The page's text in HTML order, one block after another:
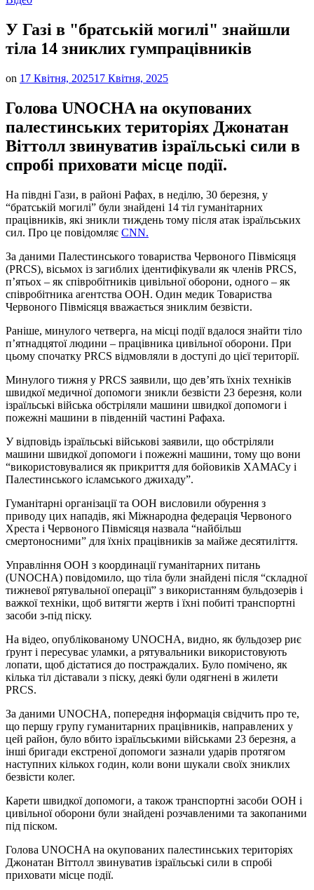
У Газі в "братській могилі" знайшли
тіла 14 зниклих гумпрацівників
on 17 Квітня, 202517 Квітня, 2025
Голова UNOCHA на окупованих
палестинських територіях Джонатан
Віттолл звинуватив ізраїльські сили в
спробі приховати місце події.
На півдні Гази, в районі Рафах, в неділю, 30 березня, у
“братській могилі” були знайдені 14 тіл гуманітарних
працівників, які зникли тиждень тому після атак ізраїльських
сил. Про це повідомляє CNN.
За даними Палестинського товариства Червоного Півмісяця
(PRCS), вісьмох із загиблих ідентифікували як членів PRCS,
п’ятьох – як співробітників цивільної оборони, одного – як
співробітника агентства ООН. Один медик Товариства
Червоного Півмісяця вважається зниклим безвісти.
Раніше, минулого четверга, на місці події вдалося знайти тіло
п’ятнадцятої людини – працівника цивільної оборони. При
цьому спочатку PRCS відмовляли в доступі до цієї території.
Минулого тижня у PRCS заявили, що дев’ять їхніх техніків
швидкої медичної допомоги зникли безвісти 23 березня, коли
ізраїльські війська обстріляли машини швидкої допомоги і
пожежні машини в південній частині Рафаха.
У відповідь ізраїльські військові заявили, що обстріляли
машини швидкої допомоги і пожежні машини, тому що вони
“використовувалися як прикриття для бойовиків ХАМАСу і
Палестинського ісламського джихаду”.
Гуманітарні організації та ООН висловили обурення з
приводу цих нападів, які Міжнародна федерація Червоного
Хреста і Червоного Півмісяця назвала “найбільш
смертоносними” для їхніх працівників за майже десятиліття.
Управління ООН з координації гуманітарних питань
(UNOCHA) повідомило, що тіла були знайдені після “складної
тижневої рятувальної операції” з використанням бульдозерів і
важкої техніки, щоб витягти жертв і їхні побиті транспортні
засоби з-під піску.
На відео, опублікованому UNOCHA, видно, як бульдозер риє
ґрунт і пересуває уламки, а рятувальники використовують
лопати, щоб дістатися до постраждалих. Було помічено, як
кілька тіл діставали з піску, деякі були одягнені в жилети
PRCS.
За даними UNOCHA, попередня інформація свідчить про те,
що першу групу гуманитарних працівників, направлених у
цей район, було вбито ізраїльськими військами 23 березня, а
інші бригади екстреної допомоги зазнали ударів протягом
наступних кількох годин, коли вони шукали своїх зниклих
безвісти колег.
Карети швидкої допомоги, а також транспортні засоби ООН і
цивільної оборони були знайдені розчавленими та закопаними
під піском.
Голова UNOCHA на окупованих палестинських територіях
Джонатан Віттолл звинуватив ізраїльські сили в спробі
приховати місце події.